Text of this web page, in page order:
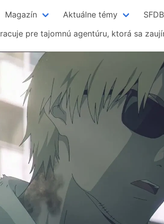
Magazín Aktuálne témy SFDB
pre tajomnú agentúru, ktorá sa